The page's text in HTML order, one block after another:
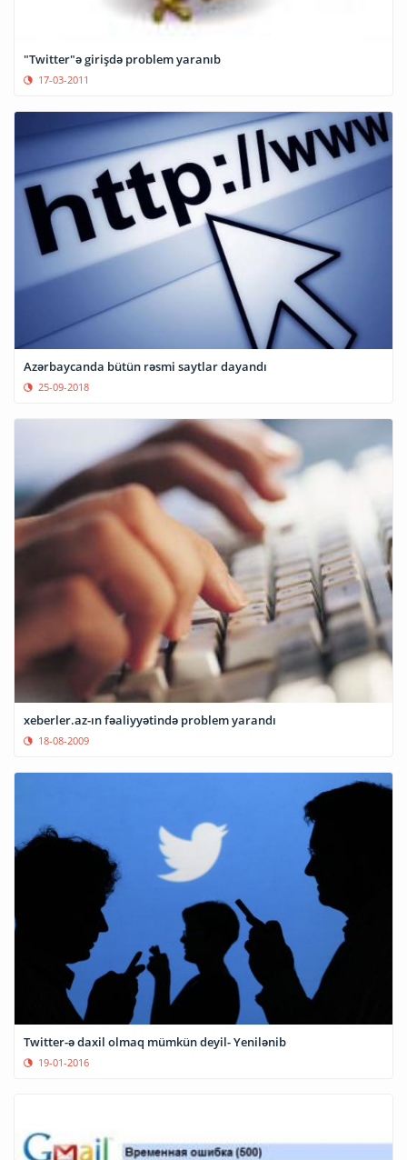
"Twitter"ə girişdə problem yaranıb
17-03-2011
Azərbaycanda bütün rəsmi saytlar dayandı
25-09-2018
xeberler.az-ın fəaliyyətində problem yarandı
18-08-2009
Twitter-ə daxil olmaq mümkün deyil- Yenilənib
19-01-2016